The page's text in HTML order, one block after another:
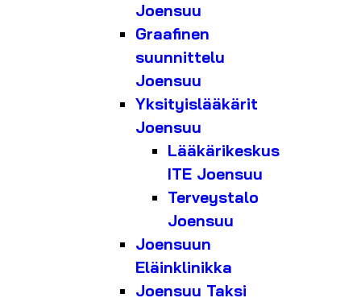
Joensuu
Graafinen
suunnittelu
Joensuu
Yksityislääkärit
Joensuu
Lääkärikeskus
ITE Joensuu
Terveystalo
Joensuu
Joensuun
Eläinklinikka
Joensuu Taksi